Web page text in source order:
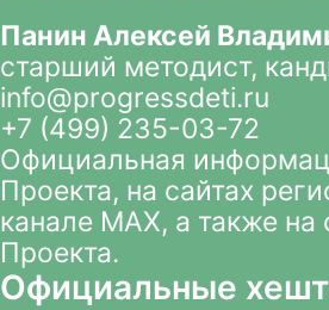
Панин Алексей
старший методист,
info@progressdeti.ru
+7 (499) 235-03-72
Официальная
Проекта, на сайтах
канале MAX, а также
Проекта.
Официальные